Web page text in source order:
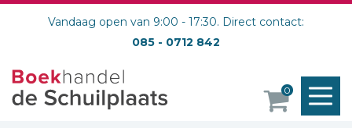
Vandaag open van 9:00 - 17:30. Direct contact:
085 - 0712 842
0